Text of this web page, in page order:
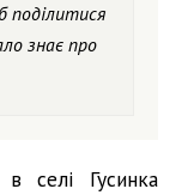
поділитися
знає про
селі Гусинка